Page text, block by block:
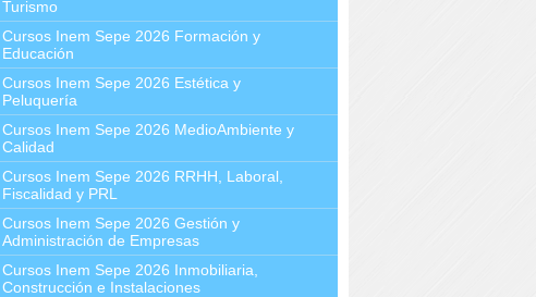
Turismo
Cursos Inem Sepe 2026 Formación y
Educación
Cursos Inem Sepe 2026 Estética y
Peluquería
Cursos Inem Sepe 2026 MedioAmbiente y
Calidad
Cursos Inem Sepe 2026 RRHH, Laboral,
Fiscalidad y PRL
Cursos Inem Sepe 2026 Gestión y
Administración de Empresas
Cursos Inem Sepe 2026 Inmobiliaria,
Construcción e Instalaciones